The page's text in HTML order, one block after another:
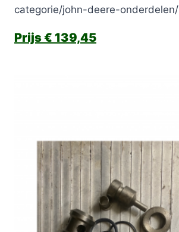
categorie/john-deere-onderdelen/
€ 139,45